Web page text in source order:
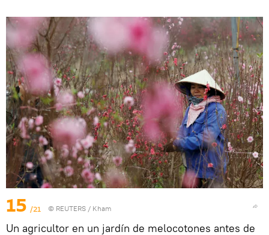
15 /21 © REUTERS / Kham
Un agricultor en un jardín de melocotones antes de